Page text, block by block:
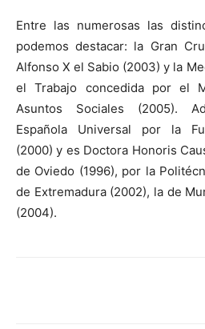
Entre las numerosas las
podemos destacar: la Gran
Alfonso X el Sabio (2003) y la
el Trabajo concedida por el
Asuntos Sociales (2005).
Española Universal por la
(2000) y es Doctora Honoris
de Oviedo (1996), por la
de Extremadura (2002), la de
(2004).